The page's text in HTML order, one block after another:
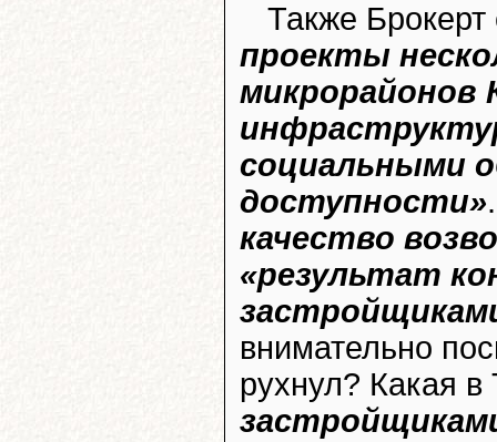
Также
проекты
микрорайонов
социальными
доступности»
качество
«результат
внимательно
рухнул? Какая